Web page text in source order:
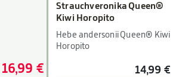
16,99 €
Strauchveronika Queen®
Kiwi Horopito
Hebe andersonii Queen® Kiwi
Horopito
14,99 €